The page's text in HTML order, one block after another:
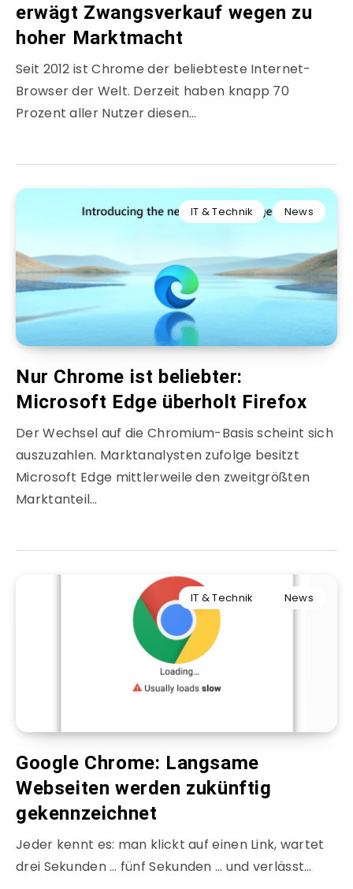
erwägt Zwangsverkauf wegen zu
hoher Marktmacht
Seit 2012 ist Chrome der beliebteste Internet-
Browser der Welt. Derzeit haben knapp 70
Prozent aller Nutzer diesen…
IT & Technik News
Nur Chrome ist beliebter:
Microsoft Edge überholt Firefox
Der Wechsel auf die Chromium-Basis scheint sich
auszuzahlen. Marktanalysten zufolge besitzt
Microsoft Edge mittlerweile den zweitgrößten
Marktanteil…
IT & Technik News
Google Chrome: Langsame
Webseiten werden zukünftig
gekennzeichnet
Jeder kennt es: man klickt auf einen Link, wartet
drei Sekunden … fünf Sekunden … und verlässt…